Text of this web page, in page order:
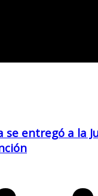
se entregó a la